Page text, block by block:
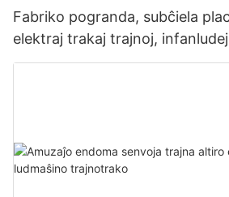
Fabriko pogranda, subĉiela
elektraj trakaj trajnoj,